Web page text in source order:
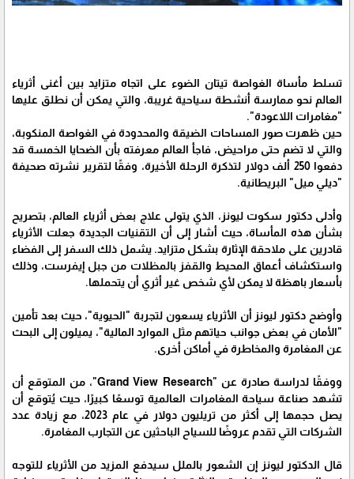
تسلط مأساة الغواصة تيتان الضوء على اتجاه متزايد بين أغنى أثرياء
العالم نحو ممارسة أنشطة سياحية غريبة، والتي يمكن أن نطلق عليها
"مغامرات اللاعودة".
حين ظهرت صور المساحات الضيقة والمحدودة في الغواصة المنكوبة،
والتي لا تضم حتى مراحيض، فاجأ العالم معرفته بأن الضحايا الخمسة قد
دفعوا 250 ألف دولار لتذكرة الرحلة الأخيرة، وفقًا لتقرير نشرته صحيفة
"ديلي ميل" البريطانية.
وأدلى دكتور سكوت ليونز، الذي يتولى علاج بعض أثرياء العالم، بتصريح
بشأن هذه المأساة، حيث أشار إلى أن التقنيات الجديدة جعلت الأثرياء
قادرين على ملاحقة الإثارة بشكل متزايد. يشمل ذلك السفر إلى الفضاء
واستكشاف أعماق المحيط والقفز بالمظلات من جبل إيفرست، وذلك
بأسعار باهظة لا يمكن لأي شخص غير أثري أن يتحملها.
وأوضح دكتور ليونز أن الأثرياء يسعون لتجربة "الحيوية"، حيث بعد تأمين
"الأمان في بعض جوانب حياتهم مثل الموارد المالية"، يميلون إلى البحث
عن المغامرة والمخاطرة في أماكن أخرى.
ووفقًا لدراسة صادرة عن "Grand View Research"، من المتوقع أن
تشهد صناعة سياحة المغامرات العالمية توسعًا كبيرًا، حيث يُتوقع أن
يصل حجمها إلى أكثر من تريليون دولار في عام 2023، مع زيادة عدد
الشركات التي تقدم عروضًا للسياح الباحثين عن التجارب المغامرة.
قال الدكتور ليونز إن الشعور بالملل سيدفع المزيد من الأثرياء للتوجه